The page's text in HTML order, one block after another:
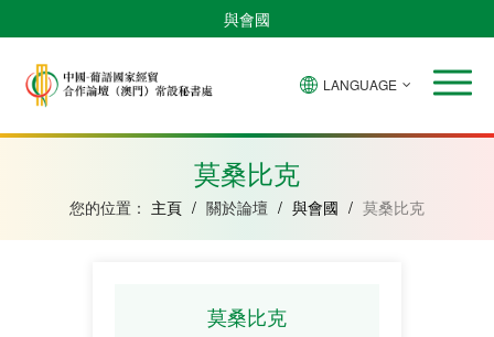
與會國
安
比
紹
內
亞
林
LANGUAGE
莫桑比克
您的位置： 主頁 / 關於論壇 / 與會國 / 莫桑比克
莫桑比克